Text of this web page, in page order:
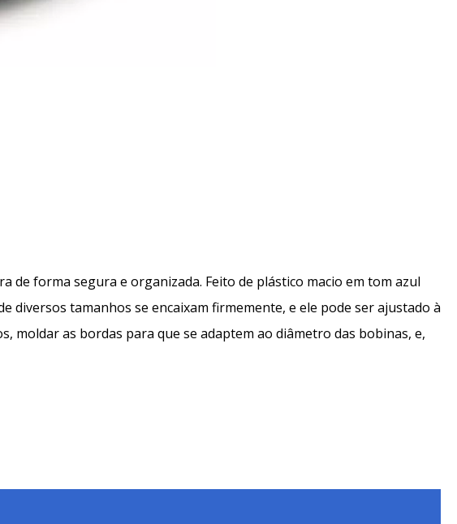
forma segura e organizada. Feito de plástico macio em tom azul
diversos tamanhos se encaixam firmemente, e ele pode ser ajustado à
moldar as bordas para que se adaptem ao diâmetro das bobinas, e,